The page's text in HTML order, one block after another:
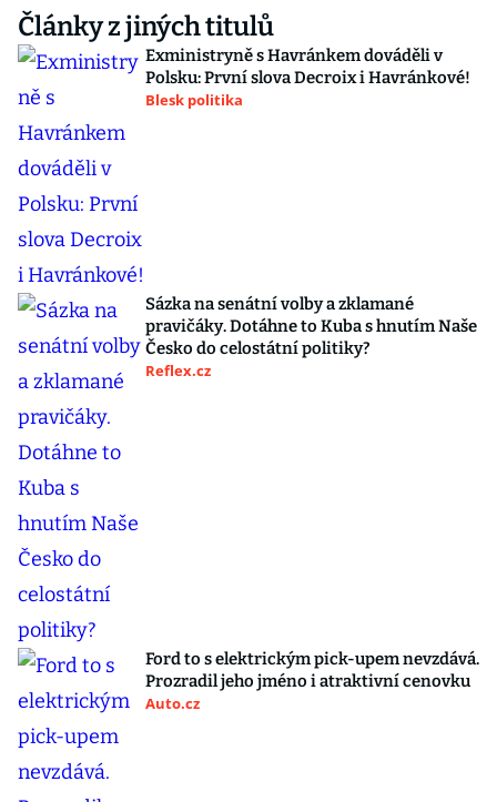
Články z jiných titulů
Exministryně s Havránkem dováděli v
Polsku: První slova Decroix i Havránkové!
Blesk politika
Sázka na senátní volby a zklamané
pravičáky. Dotáhne to Kuba s hnutím Naše
Česko do celostátní politiky?
Reflex.cz
Ford to s elektrickým pick-upem nevzdává.
Prozradil jeho jméno i atraktivní cenovku
Auto.cz